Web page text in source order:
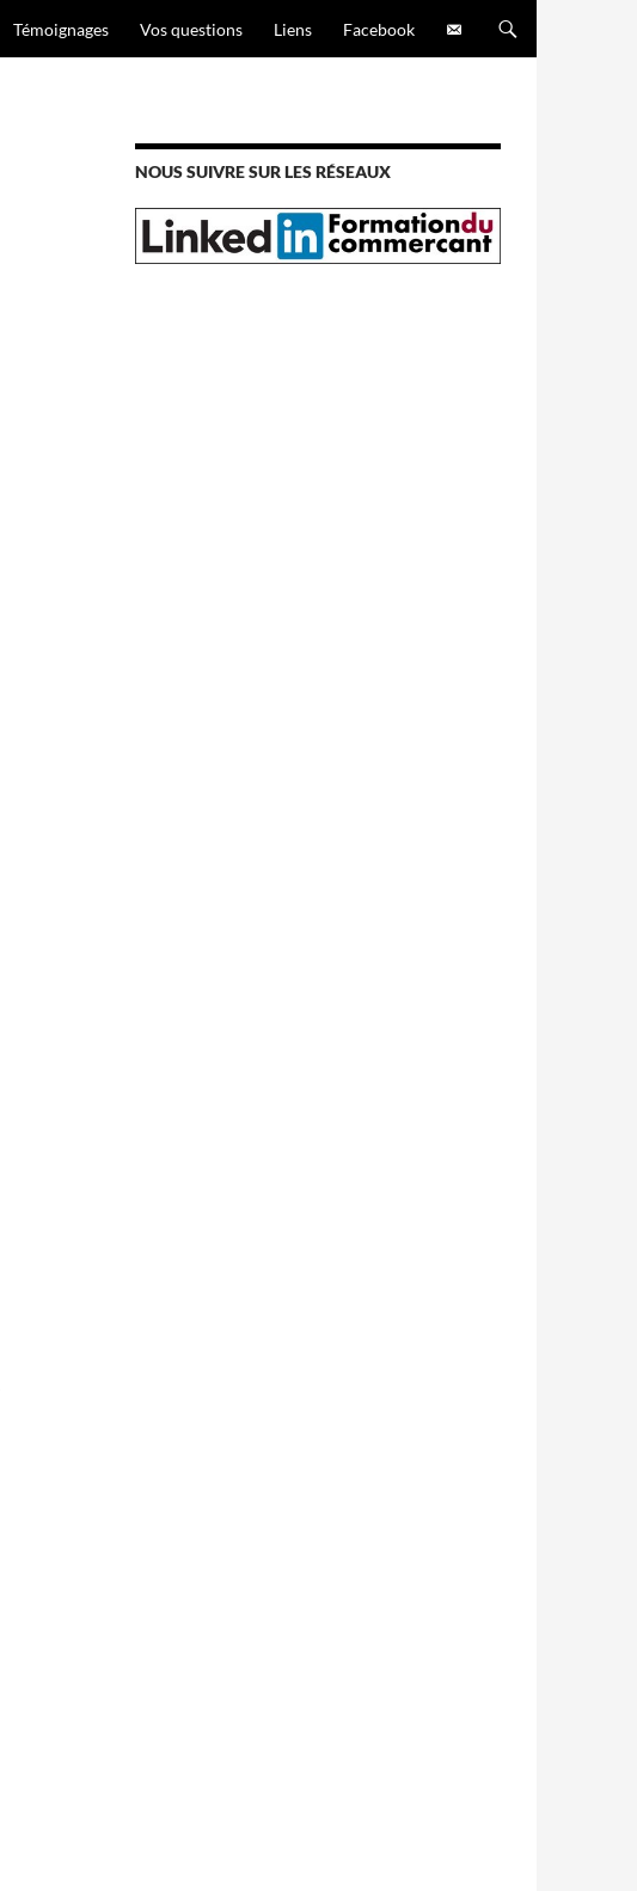
Témoignages Vos questions Liens Facebook
NOUS SUIVRE SUR LES RÉSEAUX